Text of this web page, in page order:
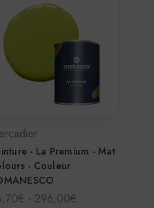
- La Premium - Mat
- Couleur
- 296,00€